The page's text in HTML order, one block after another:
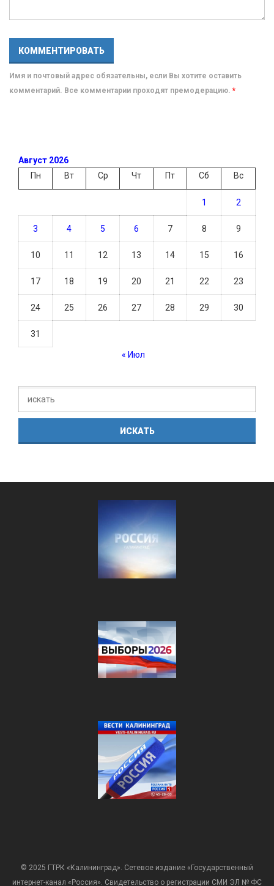
Имя и почтовый адрес обязательны, если Вы хотите оставить
комментарий. Все комментарии проходят премодерацию. *
Август 2026
Пн
Вт Ср Чт Пт Сб Вс
1 2
3 4 5 6 7 8 9
10 11 12 13 14 15 16
17 18 19 20 21 22 23
24 25 26 27 28 29 30
31
« Июл
© 2025 ГТРК «Калининград». Сетевое издание «Государственный
интернет-канал «Россия». Свидетельство о регистрации СМИ ЭЛ № ФС